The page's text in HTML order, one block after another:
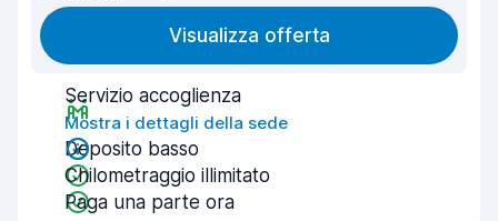
Visualizza offerta
Servizio accoglienza
Mostra i dettagli della sede
Deposito basso
Chilometraggio illimitato
Paga una parte ora